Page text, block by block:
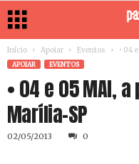
Início Apoiar Eventos • 04
APOIAR EVENTOS
• 04 e 05 MAI,
Marília-SP
02/05/2013 0